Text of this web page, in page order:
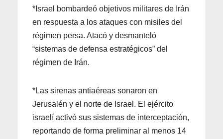
*Israel bombardeó objetivos militares de Irán
en respuesta a los ataques con misiles del
régimen persa. Atacó y desmanteló
“sistemas de defensa estratégicos” del
régimen de Irán.
*Las sirenas antiaéreas sonaron en
Jerusalén y el norte de Israel. El ejército
israelí activó sus sistemas de interceptación,
reportando de forma preliminar al menos 14